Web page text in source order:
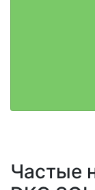
Частые